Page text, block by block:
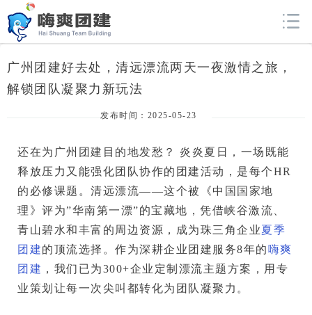
广州团建好去处，清远漂流两天一夜激情之旅，
解锁团队凝聚力新玩法
发布时间：2025-05-23
还在为广州团建目的地发愁？
炎炎夏日，一场既能
释放压力又能强化团队协作的团建活动，是每个HR
的必修课题。清远漂流——这个被《中国国家地
理》评为”华南第一漂”的宝藏地，凭借峡谷激流、
青山碧水和丰富的周边资源，成为珠三角企业夏季
团建的顶流选择。作为深耕企业团建服务8年的 嗨爽
团建 ，我们已为300+企业定制漂流主题方案，用专
业策划让每一次尖叫都转化为团队凝聚力。